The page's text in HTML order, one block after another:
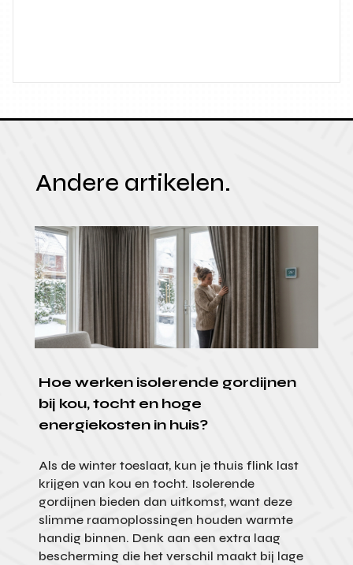
Andere artikelen.
Hoe werken isolerende gordijnen
bij kou, tocht en hoge
energiekosten in huis?
Als de winter toeslaat, kun je thuis flink last
krijgen van kou en tocht. Isolerende
gordijnen bieden dan uitkomst, want deze
slimme raamoplossingen houden warmte
handig binnen. Denk aan een extra laag
bescherming die het verschil maakt bij lage